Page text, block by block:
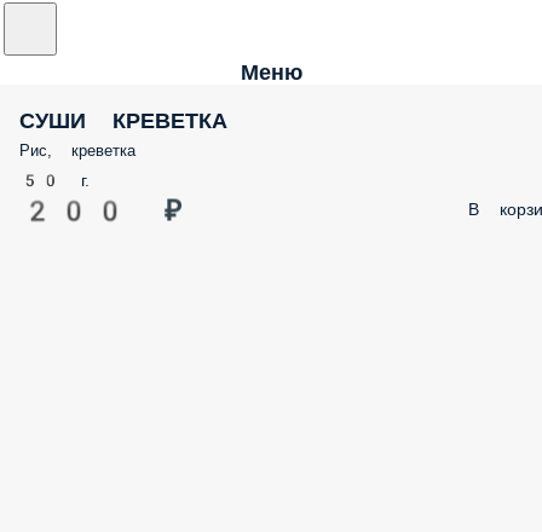
Меню
СУШИ КРЕВЕТКА
Рис, креветка
50 г.
200 ₽ В